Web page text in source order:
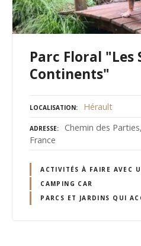
Parc Floral "Les
Continents"
LOCALISATION Hérault
ADRESSE
Chemin des
France
ACTIVITÉS À FAIRE AVEC
CAMPING CAR
PARCS ET JARDINS QUI